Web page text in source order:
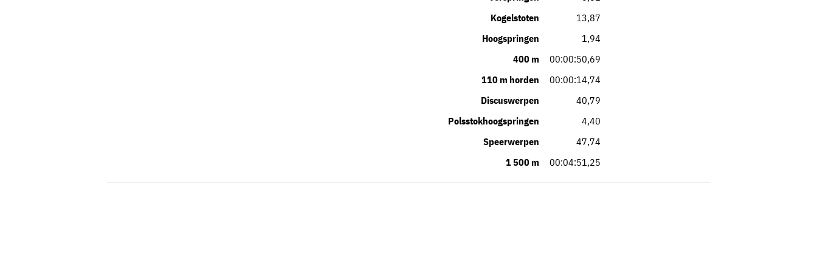
Kogelstoten
13,87
Hoogspringen
1,94
400 m
00:00:50,69
110 m horden
00:00:14,74
Discuswerpen
40,79
Polsstokhoogspringen
4,40
Speerwerpen
47,74
1 500 m
00:04:51,25